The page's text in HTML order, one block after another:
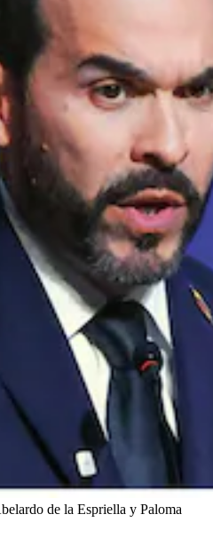
de la Espriella y Paloma